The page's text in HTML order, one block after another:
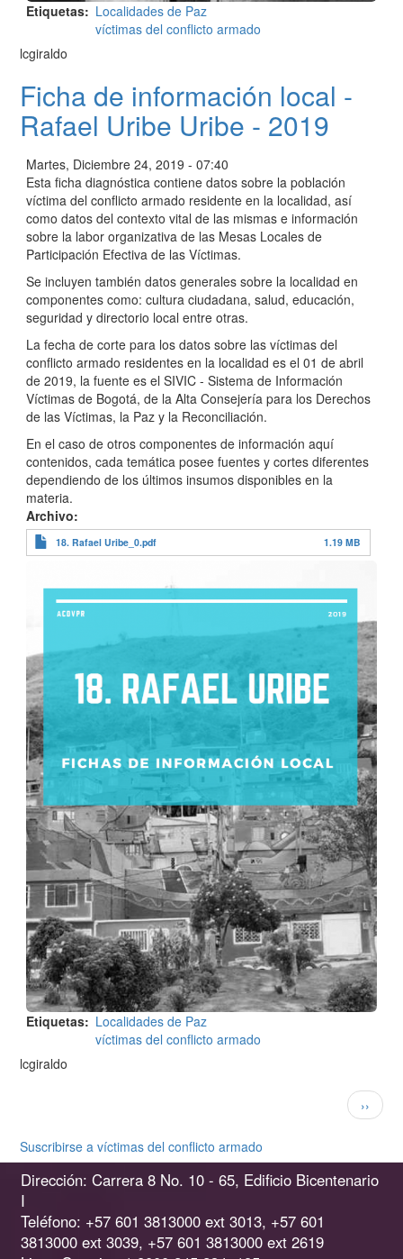
Etiquetas
Localidades de Paz
víctimas del conflicto armado
lcgiraldo
Ficha de información local -
Rafael Uribe Uribe - 2019
Martes, Diciembre 24, 2019 - 07:40
Esta ficha diagnóstica contiene datos sobre la población
víctima del conflicto armado residente en la localidad, así
como datos del contexto vital de las mismas e información
sobre la labor organizativa de las Mesas Locales de
Participación Efectiva de las Víctimas.
Se incluyen también datos generales sobre la localidad en
componentes como: cultura ciudadana, salud, educación,
seguridad y directorio local entre otras.
La fecha de corte para los datos sobre las víctimas del
conflicto armado residentes en la localidad es el 01 de abril
de 2019, la fuente es el SIVIC - Sistema de Información
Víctimas de Bogotá, de la Alta Consejería para los Derechos
de las Víctimas, la Paz y la Reconciliación.
En el caso de otros componentes de información aquí
contenidos, cada temática posee fuentes y cortes diferentes
dependiendo de los últimos insumos disponibles en la
materia.
Archivo
18. Rafael Uribe_0.pdf 1.19 MB
Etiquetas
Localidades de Paz
víctimas del conflicto armado
lcgiraldo
página
››
Suscribirse a víctimas del conflicto armado
Dirección: Carrera 8 No. 10 - 65, Edificio Bicentenario
I
Teléfono: +57 601 3813000 ext 3013, +57 601
3813000 ext 3039, +57 601 3813000 ext 2619